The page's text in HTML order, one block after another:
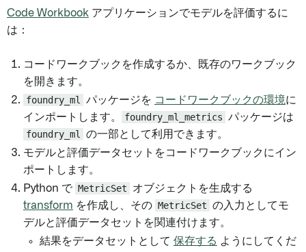
Code Workbook アプリケーションでモデルを評価するに
は：
コードワークブックを作成するか、既存のワークブック
を開きます。
foundry_ml パッケージを コードワークブックの環境に
インポートします。
foundry_ml_metrics パッケージは
foundry_ml の一部として利用できます。
モデルと評価データセットをコードワークブックにイン
ポートします。
Python で MetricSet
オブジェクトを生成する
transform を作成し、その MetricSet の入力としてモ
デルと評価データセットを関連付けます。
結果をデータセットとして 保存する ようにしてくだ